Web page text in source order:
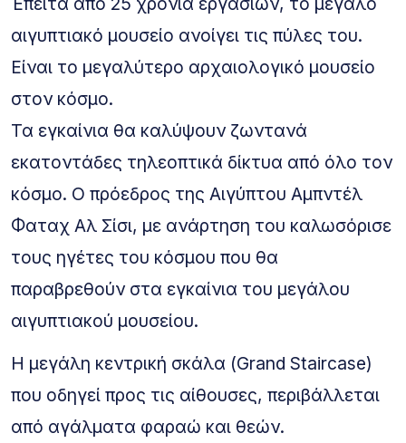
αιγυπτιακό μουσείο ανοίγει τις πύλες του.
Είναι το μεγαλύτερο αρχαιολογικό μουσείο
στον κόσμο.
Τα εγκαίνια θα καλύψουν ζωντανά
εκατοντάδες τηλεοπτικά δίκτυα από όλο τον
κόσμο. Ο πρόεδρος της Αιγύπτου Αμπντέλ
Φαταχ Αλ Σίσι, με ανάρτηση του καλωσόρισε
τους ηγέτες του κόσμου που θα
παραβρεθούν στα εγκαίνια του μεγάλου
αιγυπτιακού μουσείου.
Η μεγάλη κεντρική σκάλα (Grand Staircase)
που οδηγεί προς τις αίθουσες, περιβάλλεται
από αγάλματα φαραώ και θεών.